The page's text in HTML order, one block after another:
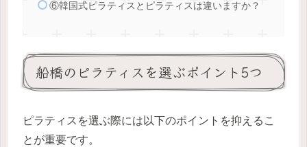
⑥韓国式ピラティスとピラティスは違いますか？
船橋のピラティスを選ぶポイント5つ
ピラティスを選ぶ際には以下のポイントを抑えるこ
とが重要です。